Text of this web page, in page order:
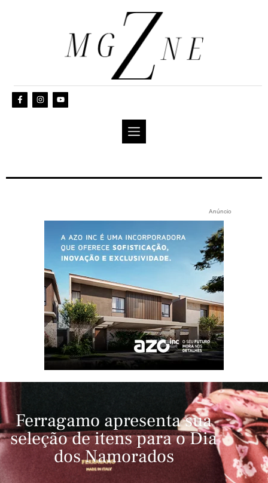
Anúncio
Ferragamo apresenta sua
seleção de itens para o Dia
dos Namorados